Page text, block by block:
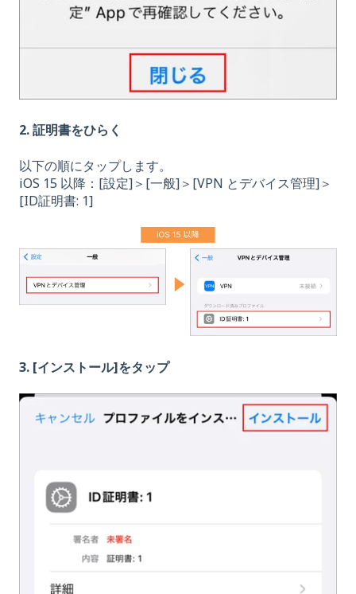
2. 証明書をひらく
以下の順にタップします。
iOS 15 以降：[設定]＞[一般]＞[VPN とデバイス管理]＞
[ID証明書: 1]
3. [インストール]をタップ